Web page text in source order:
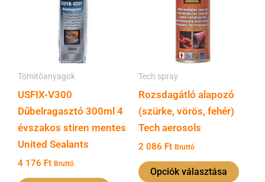
Tömítőanyagok
USFIX-V300
Dűbelragasztó 300ml 4
évszakos stiren mentes
United Sealants
4 176 Ft Bruttó
Tech spray
Rozsdagátló alapozó
(szürke, vörös, fehér)
Tech aerosols
2 086 Ft Bruttó
Opciók választása